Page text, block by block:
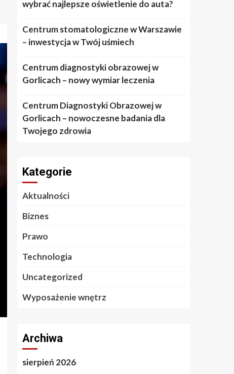
wybrać najlepsze oświetlenie do auta?
Centrum stomatologiczne w Warszawie
– inwestycja w Twój uśmiech
Centrum diagnostyki obrazowej w
Gorlicach – nowy wymiar leczenia
Centrum Diagnostyki Obrazowej w
Gorlicach – nowoczesne badania dla
Twojego zdrowia
Kategorie
Aktualności
Biznes
Prawo
Technologia
Uncategorized
Wyposażenie wnętrz
Archiwa
sierpień 2026